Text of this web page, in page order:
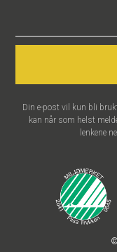
Din e-post vil kun bli
kan når som helst
lenkene